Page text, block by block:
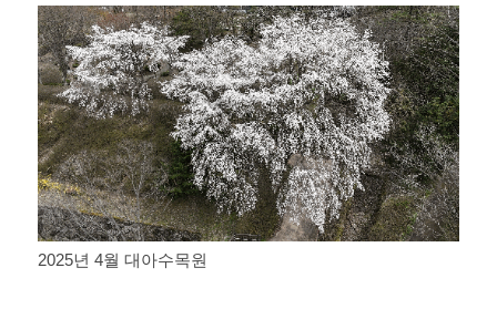
2025년 4월 대아수목원